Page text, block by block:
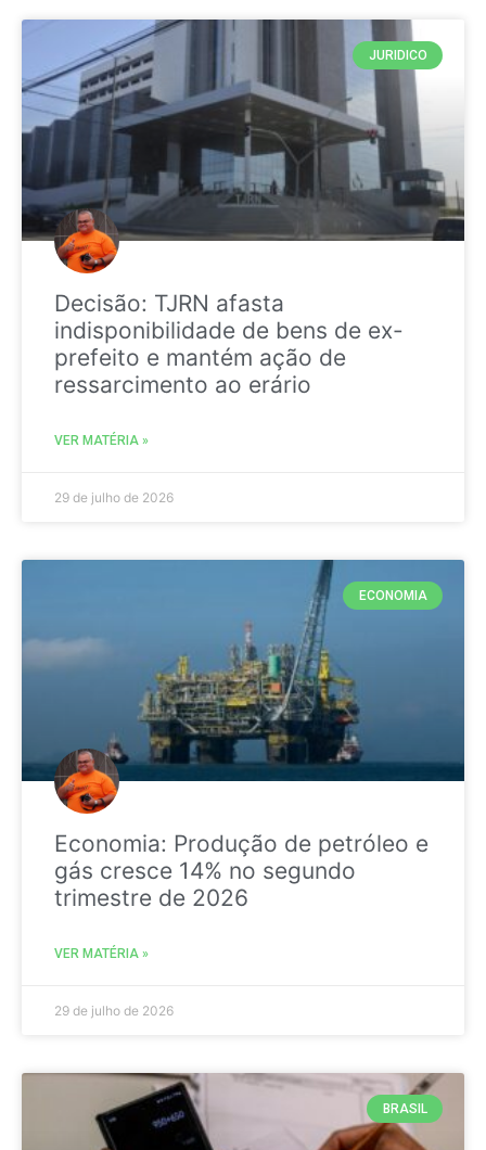
JURIDICO
Decisão: TJRN afasta
indisponibilidade de bens de ex-
prefeito e mantém ação de
ressarcimento ao erário
VER MATÉRIA »
29 de julho de 2026
ECONOMIA
Economia: Produção de petróleo e
gás cresce 14% no segundo
trimestre de 2026
VER MATÉRIA »
29 de julho de 2026
BRASIL